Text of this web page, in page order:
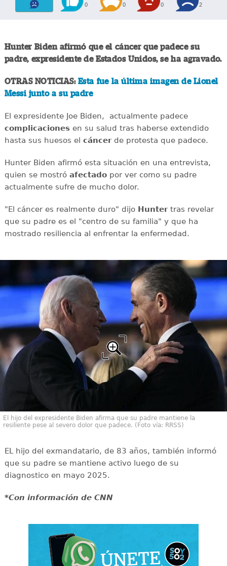
0 0 0 2
Hunter Biden afirmó que el cáncer que padece su
padre, expresidente de Estados Unidos, se ha agravado.
OTRAS NOTICIAS: Esta fue la última imagen de Lionel
Messi junto a su padre
El expresidente Joe Biden, actualmente padece
complicacionesen su salud tras haberse extendido
hasta sus huesos el cáncerde protesta que padece.
Hunter Biden afirmó esta situación en una entrevista,
quien se mostró afectadopor ver como su padre
actualmente sufre de mucho dolor.
"El cáncer es realmente duro" dijo Huntertras revelar
que su padre es el "centro de su familia" y que ha
mostrado resiliencia al enfrentar la enfermedad.
El hijo del expresidente Biden afirma que su padre mantiene la
resiliente pese al severo dolor que padece. (Foto vía: RRSS)
EL hijo del exmandatario, de 83 años, también informó
que su padre se mantiene activo luego de su
diagnostico en mayo 2025.
*Con información de CNN